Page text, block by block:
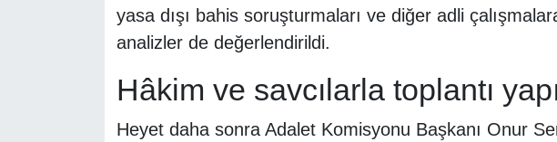
yasa dışı bahis soruşturmaları ve diğer adli
analizler de değerlendirildi.
Hâkim ve savcılarla toplantı
Heyet daha sonra Adalet Komisyonu Başkanı Onur